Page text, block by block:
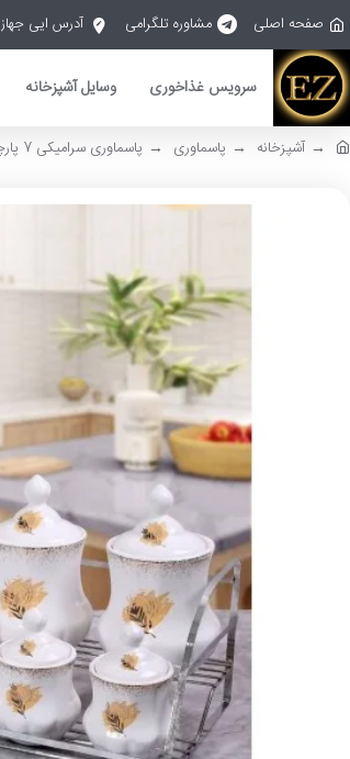
صفحه اصلی مشاوره تلگرامی آدرس ایی جهاز
سرویس غذاخوری وسایل آشپزخانه
آشپزخانه پاسماوری پاسماوری سرامیکی 7 پارچه 927